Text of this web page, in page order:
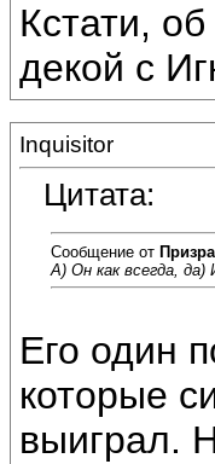
Кстати,
декой с
Inquisitor
Цитата:
Сообщение от
А) Он как всегда, да)
Его один
которые
выиграл.